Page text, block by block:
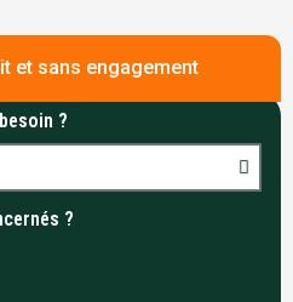
et sans engagement
?
?